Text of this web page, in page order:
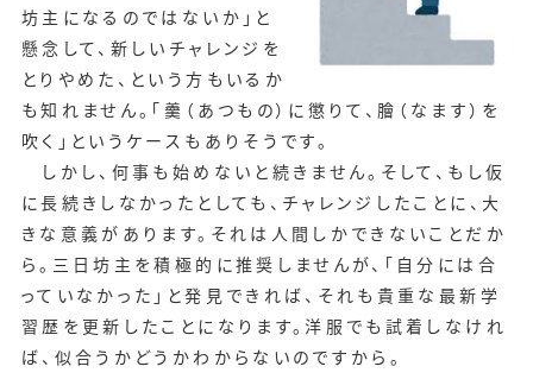
坊主になるのではないか」と
懸念して、新しいチャレンジを
とりやめた、という方もいるか
も知れません。「羹（あつもの）に懲りて、膾（なます）を
吹く」というケースもありそうです。
しかし、何事も始めないと続きません。そして、もし仮
に長続きしなかったとしても、チャレンジしたことに、大
きな意義があります。それは人間しかできないことだか
ら。三日坊主を積極的に推奨しませんが、「自分には合
っていなかった」と発見できれば、それも貴重な最新学
習歴を更新したことになります。洋服でも試着しなけれ
ば、似合うかどうかわからないのですから。